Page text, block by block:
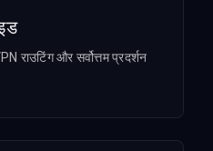
राउटिंग और सर्वोत्तम प्रदर्शन